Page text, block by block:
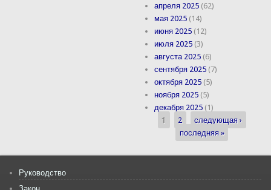
апреля 2025 (62)
мая 2025 (14)
июня 2025 (12)
июля 2025 (3)
августа 2025 (6)
сентября 2025 (7)
октября 2025 (5)
ноября 2025 (5)
декабря 2025 (1)
Страницы
1 2
следующая ›
последняя »
Руководство